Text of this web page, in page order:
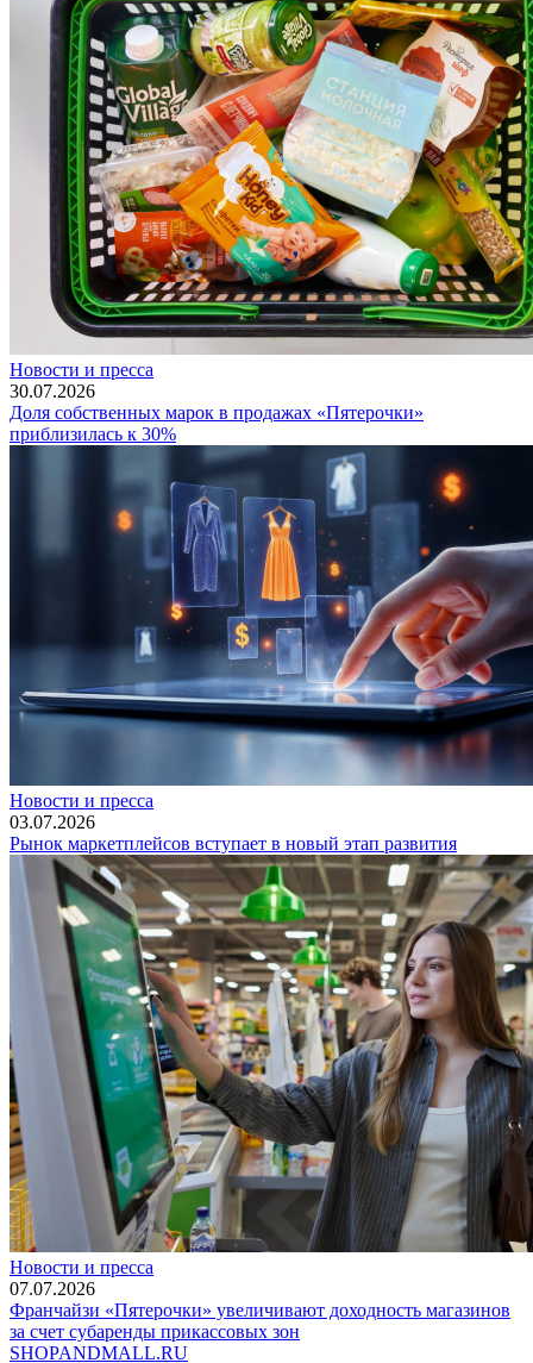
Новости и пресса
30.07.2026
Доля собственных марок в продажах «Пятерочки»
приблизилась к 30%
Новости и пресса
03.07.2026
Рынок маркетплейсов вступает в новый этап развития
Новости и пресса
07.07.2026
Франчайзи «Пятерочки» увеличивают доходность магазинов
за счет субаренды прикассовых зон
SHOPANDMALL.RU